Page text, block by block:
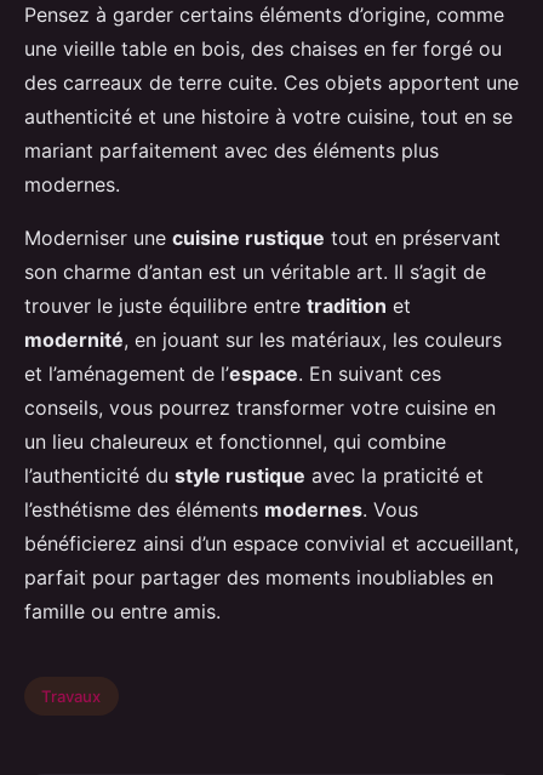
Pensez à garder certains éléments d’origine, comme
une vieille table en bois, des chaises en fer forgé ou
des carreaux de terre cuite. Ces objets apportent une
authenticité et une histoire à votre cuisine, tout en se
mariant parfaitement avec des éléments plus
modernes.
Moderniser une cuisine rustique tout en préservant
son charme d’antan est un véritable art. Il s’agit de
trouver le juste équilibre entre tradition et
modernité, en jouant sur les matériaux, les couleurs
et l’aménagement de l’espace. En suivant ces
conseils, vous pourrez transformer votre cuisine en
un lieu chaleureux et fonctionnel, qui combine
l’authenticité du style rustique avec la praticité et
l’esthétisme des éléments modernes. Vous
bénéficierez ainsi d’un espace convivial et accueillant,
parfait pour partager des moments inoubliables en
famille ou entre amis.
Travaux